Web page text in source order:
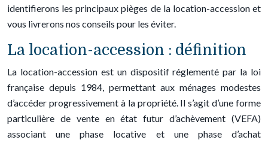
identifierons les principaux pièges de la location-accession et
vous livrerons nos conseils pour les éviter.
La location-accession : définition
La location-accession est un dispositif réglementé par la loi
française depuis 1984, permettant aux ménages modestes
d’accéder progressivement à la propriété. Il s’agit d’une forme
particulière de vente en état futur d’achèvement (VEFA)
associant une phase locative et une phase d’achat